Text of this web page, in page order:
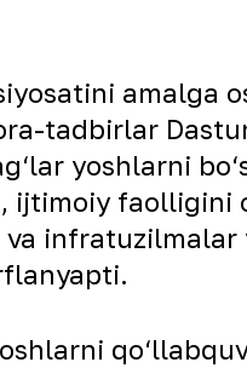
amalga
tadbirlar
yoshlarni
faolligini
va